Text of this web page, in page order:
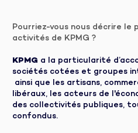
Pourriez-vous nous décrire
activités de KPMG ?
KPMG a la particularité
sociétés cotées et groupes
ainsi que les artisans,
libéraux, les acteurs de
des collectivités publiques,
confondus.